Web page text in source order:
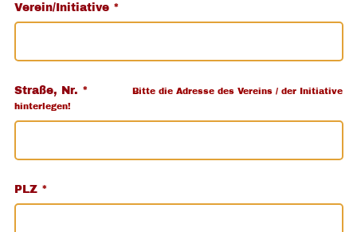
Verein/Initiative*
Straße, Nr. *
Bitte die Adresse des Vereins / der Initiative
hinterlegen!
PLZ*